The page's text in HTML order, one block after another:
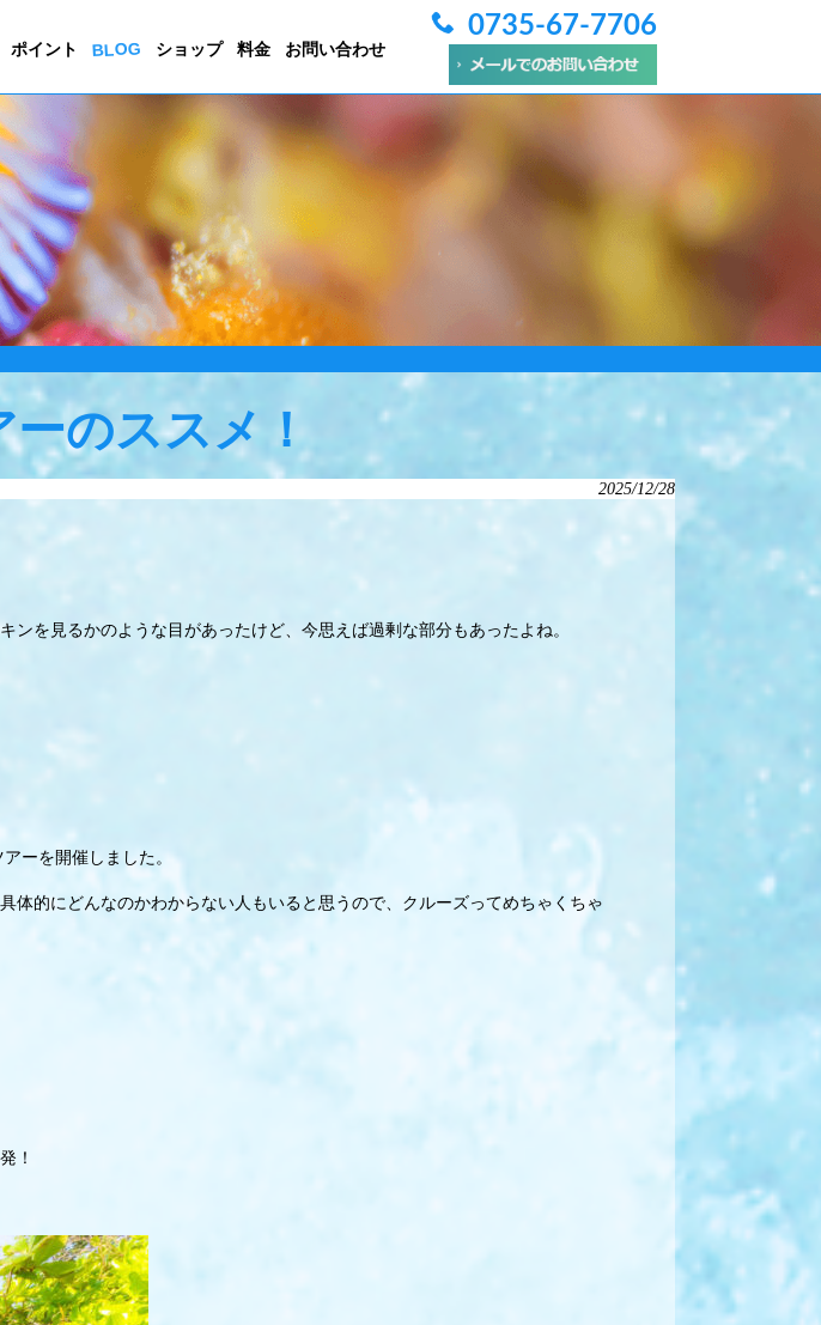
ポイント BLOG ショップ 料金 お問い合わせ
0735-67-7706
のススメ！
2025/12/28
を見るかのような目があったけど、今思えば過剰な部分もあったよね。
ーを開催しました。
的にどんなのかわからない人もいると思うので、クルーズってめちゃくちゃ
！